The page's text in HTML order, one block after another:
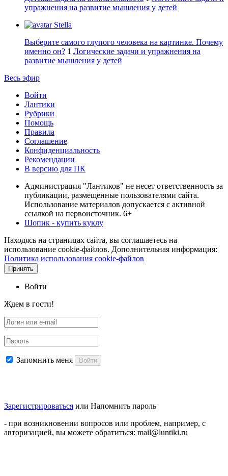
упражнения на развитие мышления у детей
Stella
Выберите самого глупого человека на картинке. Почему
именно он? 1 Логические задачи и упражнения на
развитие мышления у детей
Весь эфир
Войти
Лантики
Рубрики
Помощь
Правила
Соглашение
Конфиденциальность
Рекомендации
В версию для ПК
Администрация "Лантиков" не несет ответственность за
публикации, размещенные пользователями сайта.
Использование материалов допускается с активной
ссылкой на первоисточник. 6+
Шопик - купить куклу
Находясь на страницах сайта, вы соглашаетесь на
использование cookie-файлов. Дополнительная информация:
Политика использования cookie-файлов
Принять
Войти
Ждем в гости!
Запомнить меня Войти
Зарегистрироваться или Напомнить пароль
- при возникновении вопросов или проблем, например, с
авторизацией, вы можете обратиться: mail@luntiki.ru